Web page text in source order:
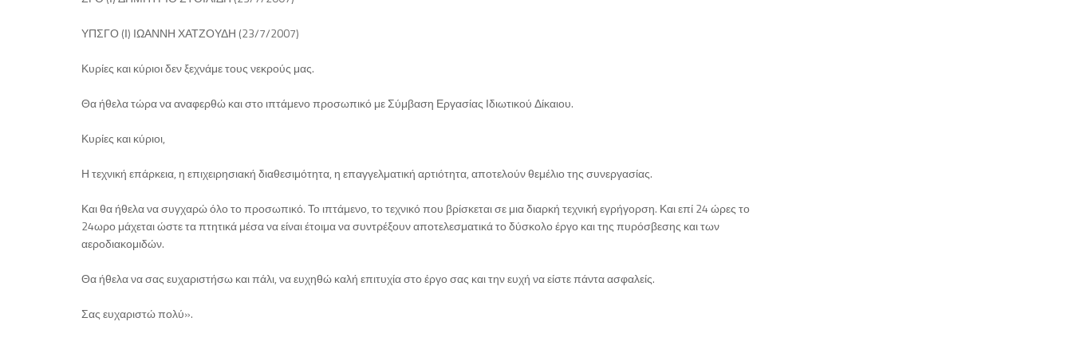
ΥΠΣΓΟ (Ι) ΙΩΑΝΝΗ ΧΑΤΖΟΥΔΗ (23/7/2007)
Κυρίες και κύριοι δεν ξεχνάμε τους νεκρούς μας.
Θα ήθελα τώρα να αναφερθώ και στο ιπτάμενο προσωπικό με Σύμβαση Εργασίας Ιδιωτικού Δίκαιου.
Κυρίες και κύριοι,
Η τεχνική επάρκεια, η επιχειρησιακή διαθεσιμότητα, η επαγγελματική αρτιότητα, αποτελούν θεμέλιο της συνεργασίας.
Και θα ήθελα να συγχαρώ όλο το προσωπικό. Το ιπτάμενο, το τεχνικό που βρίσκεται σε μια διαρκή τεχνική εγρήγορση. Και επί 24 ώρες το
24ωρο μάχεται ώστε τα πτητικά μέσα να είναι έτοιμα να συντρέξουν αποτελεσματικά το δύσκολο έργο και της πυρόσβεσης και των
αεροδιακομιδών.
Θα ήθελα να σας ευχαριστήσω και πάλι, να ευχηθώ καλή επιτυχία στο έργο σας και την ευχή να είστε πάντα ασφαλείς.
Σας ευχαριστώ πολύ».